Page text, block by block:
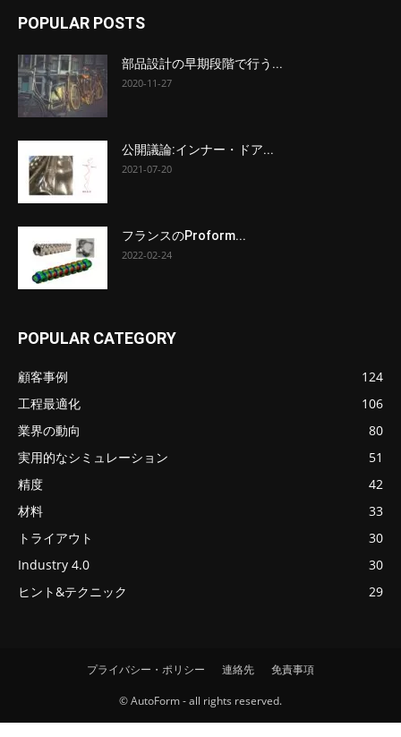
POPULAR POSTS
部品設計の早期段階で行う...
2020-11-27
公開議論:インナー・ドア...
2021-07-20
フランスのProform...
2022-02-24
POPULAR CATEGORY
顧客事例
124
工程最適化
106
業界の動向
80
実用的なシミュレーション
51
精度
42
材料
33
トライアウト
30
Industry 4.0
30
ヒント&テクニック
29
プライバシー・ポリシー 連絡先 免責事項
© AutoForm - all rights reserved.